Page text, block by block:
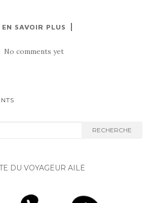
EN SAVOIR PLUS
No comments yet
RECHERCHE
DU VOYAGEUR AILÉ